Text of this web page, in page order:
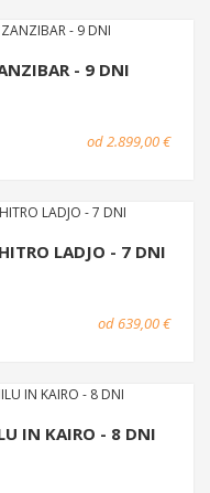
- 9 DNI
od 2.899,00 €
LADJO - 7 DNI
od 639,00 €
IN KAIRO - 8 DNI